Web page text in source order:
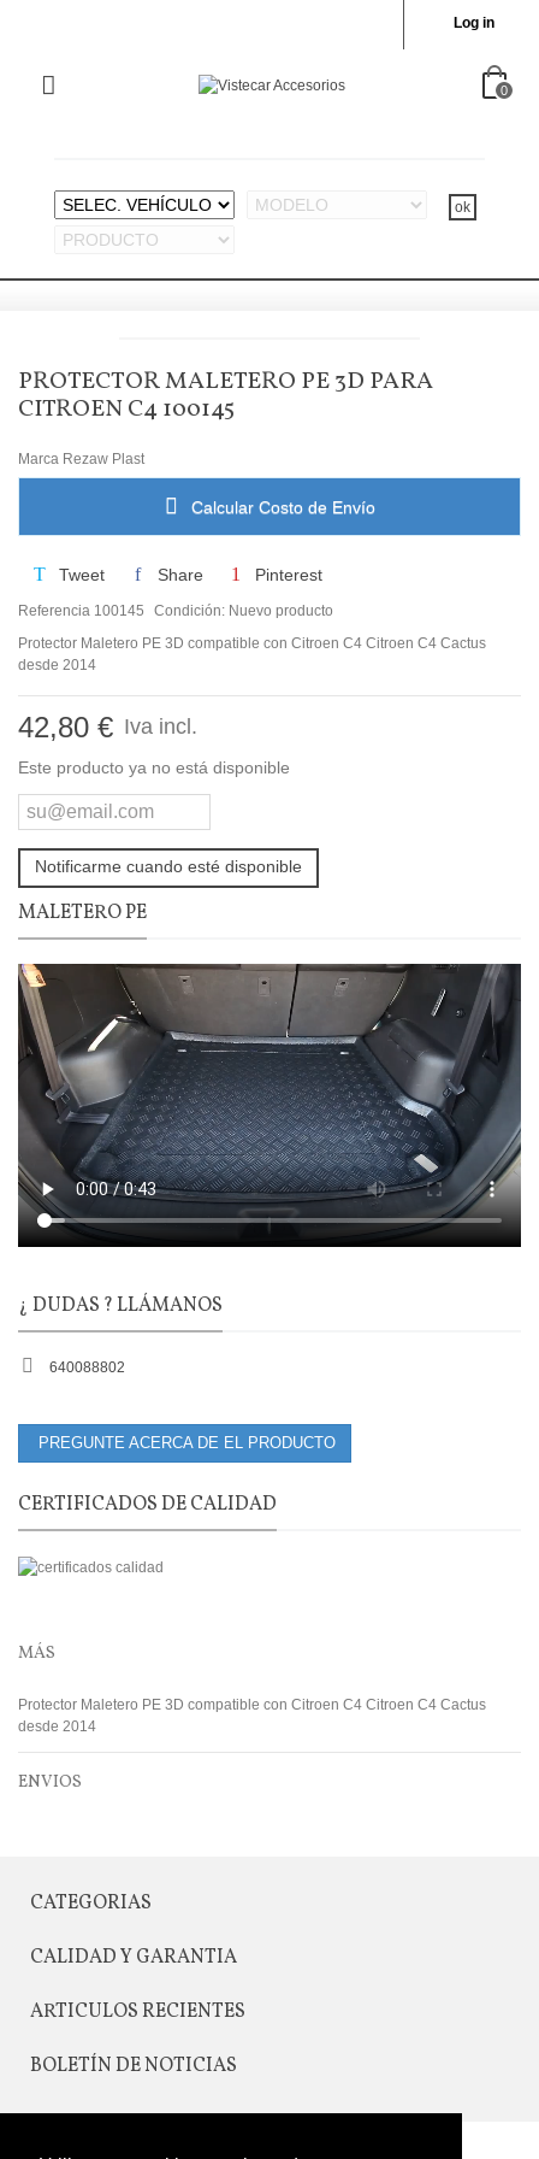
Log in
0
PROTECTOR MALETERO PE 3D PARA
CITROEN C4 100145
Marca Rezaw Plast
Calcular Costo de Envío
Tweet Share Pinterest
Referencia 100145 Condición: Nuevo producto
Protector Maletero PE 3D compatible con Citroen C4 Citroen C4 Cactus
desde 2014
42,80 € Iva incl.
Este producto ya no está disponible
Notificarme cuando esté disponible
MALETERO PE
¿ DUDAS ? LLÁMANOS
640088802
PREGUNTE ACERCA DE EL PRODUCTO
CERTIFICADOS DE CALIDAD
MÁS
Protector Maletero PE 3D compatible con Citroen C4 Citroen C4 Cactus
desde 2014
ENVIOS
CATEGORIAS
CALIDAD Y GARANTIA
ARTICULOS RECIENTES
BOLETÍN DE NOTICIAS